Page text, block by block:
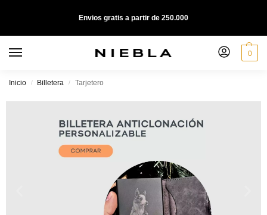
Envios gratis a partir de 250.000
0
Inicio / Billetera / Tarjetero